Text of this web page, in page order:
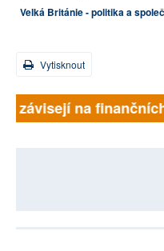
Velká Británie - politika a
Vytisknout
závisejí na